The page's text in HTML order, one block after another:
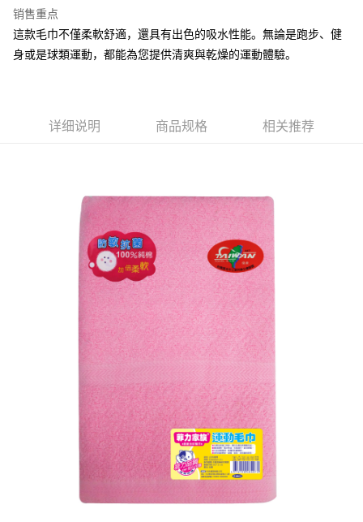
AFTEE先享后付
相关说明
1. 於付款方式選擇AFTEE先享後付，將跳出AFTEE先享後付手機驗證視
4. 下訂完成後，您的手機會收到一封繳費通知簡訊，APP會員則會收到
AFTEE APP推播通知。
有最長 45 天內付款之服務。
繳費期限，為商家向您請款的時間，再加上使用AFTEE可延長的天數所計算
出。使用AFTEE下訂可以延長您收到商品前的繳費天數，但無法保證一定能
夠在期限內收到商品(例如:預購商品或預計到貨時間較長者)。因此無論收到
商品與否，仍需要請您在AFTEE規定的時間內完成繳費。
1. 初次使用 AFTEE 時，將依認證結果及本公司審查結果，核予每個人不同
2. 結帳金額須大於NT$30
「AFTEE先享後付」(下稱本服務)乃由恩沛科技股份有限公司(下稱 AFTEE )
所提供，並由 AFTEE 向您收取款項。因使用本服務所須提供之個人資料(包
含但不限於訂購人姓名、電話，收件人姓名、電話、收件地址)，將交付予
AFTEE 於本服務必要服務範圍內運用。關於 AFTEE 對於個人資料之蒐集、
處理、利用，詳參 AFTEE 官網之『個人資料蒐集、處理及利用告知聲明』
ATM付款
全家取貨付款
每笔NT$60，满NT$599(含以上)免运费
7-11取貨付款
每笔NT$60，满NT$599(含以上)免运费
每笔NT$60，满NT$599(含以上)免运费
每笔NT$120，满NT$899(含以上)免运费
销售重点
這款毛巾不僅柔軟舒適，還具有出色的吸水性能。無論是跑步、健
身或是球類運動，都能為您提供清爽與乾燥的運動體驗。
详细说明 商品规格 相关推荐